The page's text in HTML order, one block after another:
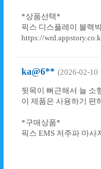
*상품선택*
픽스 디스플레이 블랙
https://
ka@6** (2026-02-10
뒷목이 뻐근해서 늘 소
이 제품은 사용하기 편
*구매상품*
픽스 EMS 저주파 마사